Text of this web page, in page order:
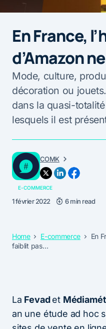
En France,
d’Amazon
Mode, culture,
décoration ou
dans la quasi-
lesquels il est
COMK
E-COMMERCE
1 février 2022 6 min read
Home E-commerce
En
faiblit pas…
La Fevadet
an une étude ad hoc